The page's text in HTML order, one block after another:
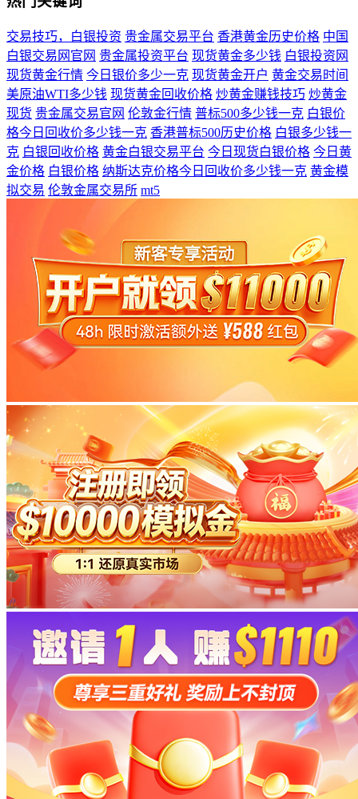
交易技巧，白银投资 贵金属交易平台 香港黄金历史价格 中国
白银交易网官网 贵金属投资平台 现货黄金多少钱 白银投资网
现货黄金行情 今日银价多少一克 现货黄金开户 黄金交易时间
美原油WTI多少钱 现货黄金回收价格 炒黄金赚钱技巧 炒黄金
现货 贵金属交易官网 伦敦金行情 普标500多少钱一克 白银价
格今日回收价多少钱一克 香港普标500历史价格 白银多少钱一
克 白银回收价格 黄金白银交易平台 今日现货白银价格 今日黄
金价格 白银价格 纳斯达克价格今日回收价多少钱一克 黄金模
拟交易 伦敦金属交易所 mt5